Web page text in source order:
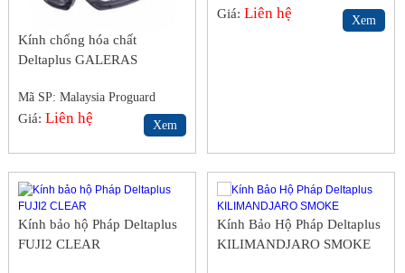
Kính chống hóa chất
Deltaplus GALERAS
Mã SP: Malaysia Proguard
S5BS
Giá:Liên hệ Xem
S5BS
Giá:Liên hệ Xem
Kính bảo hộ Pháp Deltaplus
FUJI2 CLEAR
Kính Bảo Hộ Pháp Deltaplus
KILIMANDJARO SMOKE